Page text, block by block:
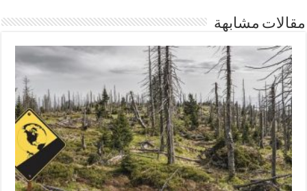
مقالات مشابهة